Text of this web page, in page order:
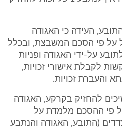
העידה כי האגודה
על פי הסכם המשבצת, ובכלל
על-ידי האגודה ופניות
לקבלת אישורי זכויות,
והעברת זכויות.
להחזיק בקרקע, האגודה
פי ההסכם מלמדת על
(התובע, האגודה והנתבע